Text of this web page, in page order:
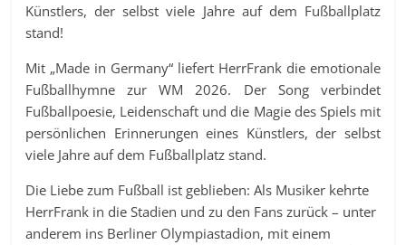
Künstlers, der selbst viele Jahre auf dem Fußballplatz
stand!
Mit „Made in Germany“ liefert HerrFrank die emotionale
Fußballhymne zur WM 2026. Der Song verbindet
Fußballpoesie, Leidenschaft und die Magie des Spiels mit
persönlichen Erinnerungen eines Künstlers, der selbst
viele Jahre auf dem Fußballplatz stand.
Die Liebe zum Fußball ist geblieben: Als Musiker kehrte
HerrFrank in die Stadien und zu den Fans zurück – unter
anderem ins Berliner Olympiastadion, mit einem